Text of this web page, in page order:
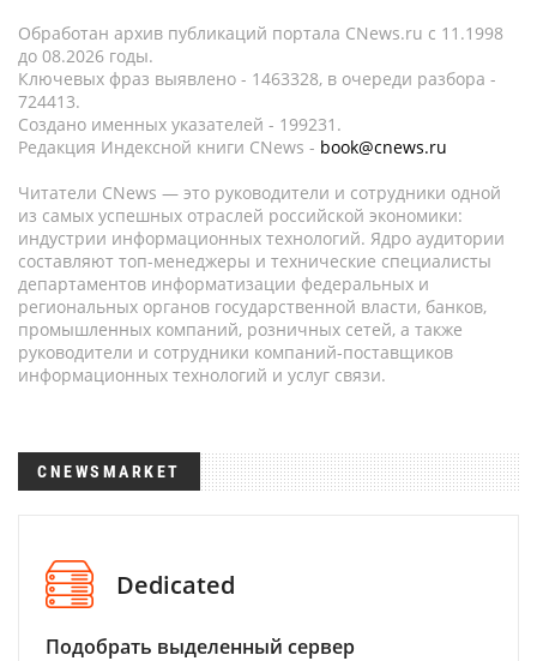
Обработан архив публикаций портала CNews.ru c 11.1998
до 08.2026 годы.
Ключевых фраз выявлено - 1463328, в очереди разбора -
724413.
Создано именных указателей - 199231.
Редакция Индексной книги CNews - book@cnews.ru
Читатели CNews — это руководители и сотрудники одной
из самых успешных отраслей российской экономики:
индустрии информационных технологий. Ядро аудитории
составляют топ-менеджеры и технические специалисты
департаментов информатизации федеральных и
региональных органов государственной власти, банков,
промышленных компаний, розничных сетей, а также
руководители и сотрудники компаний-поставщиков
информационных технологий и услуг связи.
CNEWSMARKET
Dedicated
Подобрать выделенный сервер